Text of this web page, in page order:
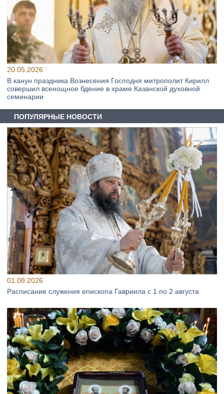
20.05.2026
В канун праздника Вознесения Господня митрополит Кирилл
совершил всенощное бдение в храме Казанской духовной
семинарии
ПОПУЛЯРНЫЕ НОВОСТИ
01.08.2026
Расписание служения епископа Гавриила с 1 по 2 августа